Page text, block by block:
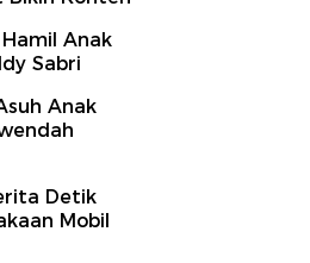
Anak
Sabri
Anak
Detik
Mobil